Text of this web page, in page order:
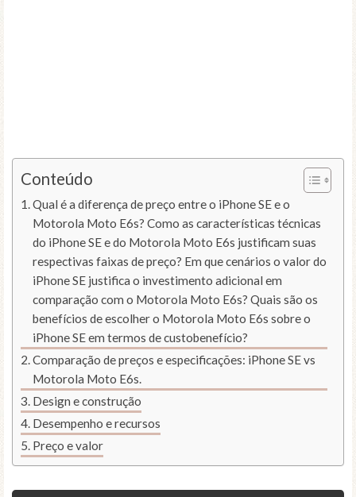
Conteúdo
Qual é a diferença de preço entre o iPhone SE e o
Motorola Moto E6s? Como as características técnicas
do iPhone SE e do Motorola Moto E6s justificam suas
respectivas faixas de preço? Em que cenários o valor do
iPhone SE justifica o investimento adicional em
comparação com o Motorola Moto E6s? Quais são os
benefícios de escolher o Motorola Moto E6s sobre o
iPhone SE em termos de custobenefício?
Comparação de preços e especificações: iPhone SE vs
Motorola Moto E6s.
Design e construção
Desempenho e recursos
Preço e valor